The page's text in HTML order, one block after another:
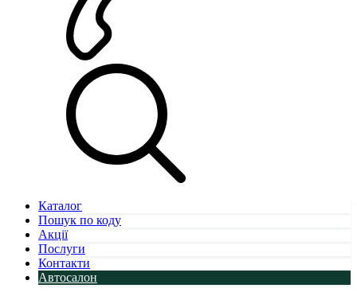
Каталог
Пошук по коду
Акції
Послуги
Контакти
Автосалон